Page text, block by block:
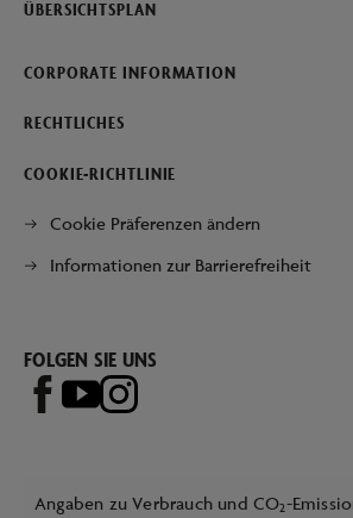
ÜBERSICHTSPLAN
CORPORATE INFORMATION
RECHTLICHES
COOKIE-RICHTLINIE
Cookie Präferenzen ändern
Informationen zur Barrierefreiheit
FOLGEN SIE UNS
Angaben zu Verbrauch und CO2-